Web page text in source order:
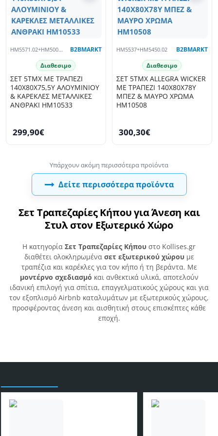
Σετ Τραπεζαρίες Κήπου για Άνεση και
Στυλ στον Εξωτερικό Χώρο
Η κατηγορία Σετ Τραπεζαρίες Κήπου στο Kollises.gr
διαθέτει ολοκληρωμένα σετ εξωτερικού χώρουμε
τραπέζια και καρέκλες για τον κήπο ή τη βεράντα. Με
μοντέρνο σχεδιασμό και ανθεκτικά υλικά, αποτελούν
ιδανική επιλογή για σπίτια, επαγγελματικούς χώρους και για
τον εξοπλισμό Airbnb καταλυμάτων με εξωτερικούς χώρους,
προσφέροντας άνεση και αισθητική στους επισκέπτες κάθε
εποχή.
HM5571.02+HM5005.01 B2BMARKT
Διαθεσιμο
ΣΕΤ 5ΤΜΧ ΜΕ ΤΡΑΠΕΖΙ
140Χ80Χ75,5Υ ΑΛΟΥΜΙΝΙΟΥ
& ΚΑΡΕΚΛΕΣ ΜΕΤΑΛΛΙΚΕΣ
ΑΝΘΡΑΚΙ HM10533
299,90€
HM5537+HM5450.02 B2BMARKT
Διαθεσιμο
ΣΕΤ 5ΤΜΧ ALLEGRA WICKER
ΜΕ ΤΡΑΠΕΖΙ 140X80Χ78Υ
ΜΠΕΖ & ΜΑΥΡΟ ΧΡΩΜΑ
HM10508
300,30€
Δείτε περισσότερα προϊόντα